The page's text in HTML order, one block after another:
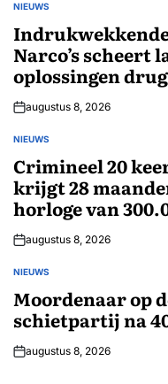
GEPLAATST
NIEUWS
Narco’s scheert
oplossingen
augustus 8, 2026
GEPLAATST
NIEUWS
Crimineel 20
krijgt 28
horloge van
augustus 8, 2026
GEPLAATST
NIEUWS
Moordenaar op
schietpartij na
augustus 8, 2026